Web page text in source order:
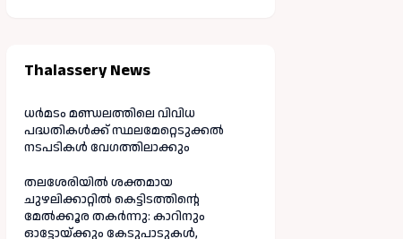
Thalassery News
ധർമടം മണ്ഡലത്തിലെ വിവിധ
പദ്ധതികൾക്ക് സ്ഥലമേറ്റെടുക്കൽ
നടപടികൾ വേഗത്തിലാക്കും
തലശേരിയിൽ ശക്തമായ
ചുഴലിക്കാറ്റിൽ കെട്ടിടത്തിന്റെ
മേൽക്കൂര തകർന്നു: കാറിനും
ഓട്ടോയ്ക്കും കേടുപാടുകൾ,